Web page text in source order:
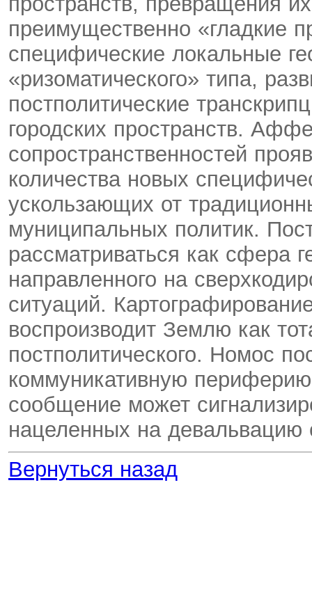
преимущественно «гладкие
специфические локальные
«ризоматического» типа,
постполитические
городских пространств.
сопространственностей
количества новых
ускользающих от
муниципальных политик.
рассматриваться как сфера
направленного на
ситуаций.
воспроизводит Землю как
постполитического. Номос
коммуникативную
сообщение может
нацеленных на
Вернуться назад